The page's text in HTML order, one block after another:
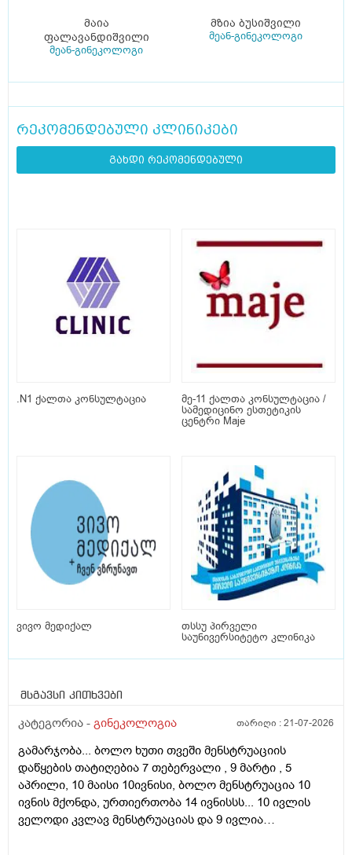
მაია
ფალავანდიშვილი
მეან-გინეკოლოგი
მზია ბუსიშვილი
მეან-გინეკოლოგი
რეკომენდებული კლინიკები
გახდი რეკომენდებული
.N1 ქალთა კონსულტაცია
მე-11 ქალთა კონსულტაცია /
სამედიცინო ესთეტიკის
ცენტრი Maje
ვივო მედიქალ
თსსუ პირველი
საუნივერსიტეტო კლინიკა
მსგავსი კითხვები
კატეგორია - გინეკოლოგია თარიღი :21-07-2026
გამარჯობა... ბოლო ხუთი თვეში მენსტრუაციის
დაწყების თატიღებია 7 თებერვალი , 9 მარტი , 5
აპრილი, 10 მაისი 10ივნისი, ბოლო მენსტრუაცია 10
ივნის მქონდა, ურთიერთობა 14 ივნისსს... 10 ივლის
ველოდი კვლავ მენსტრუაციას და 9 ივლია